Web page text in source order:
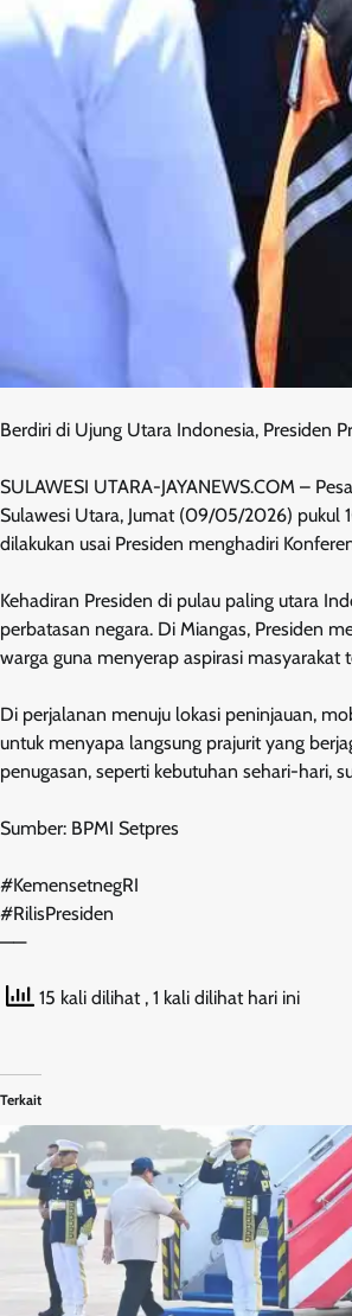
Berdiri di Ujung Utara Indonesia, Presiden
SULAWESI UTARA-JAYANEWS.COM –
Sulawesi Utara, Jumat (09/05/2026) pukul
dilakukan usai Presiden menghadiri
Kehadiran Presiden di pulau paling utara
perbatasan negara. Di Miangas, Presiden
warga guna menyerap aspirasi
Di perjalanan menuju lokasi peninjauan,
untuk menyapa langsung prajurit yang
penugasan, seperti kebutuhan sehari-hari,
Sumber: BPMI Setpres
#KemensetnegRI
#RilisPresiden
——
15 kali dilihat , 1 kali dilihat hari ini
Terkait